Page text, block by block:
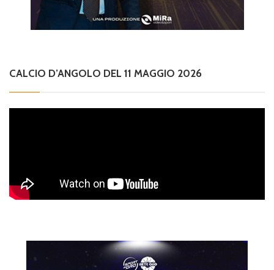
CALCIO D’ANGOLO DEL 11 MAGGIO 2026